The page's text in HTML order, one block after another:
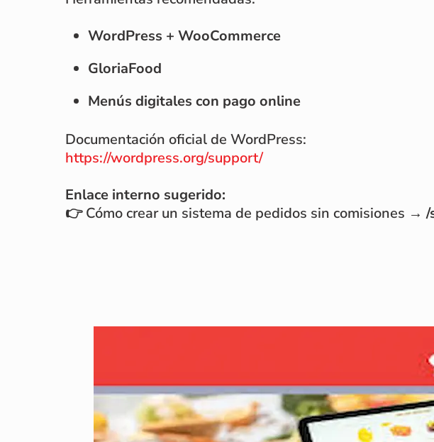
WordPress + WooCommerce
GloriaFood
Menús digitales con pago online
Documentación oficial de WordPress:
https://wordpress.org/support/
Enlace interno sugerido:
👉 Cómo crear un sistema de pedidos sin comisiones →/